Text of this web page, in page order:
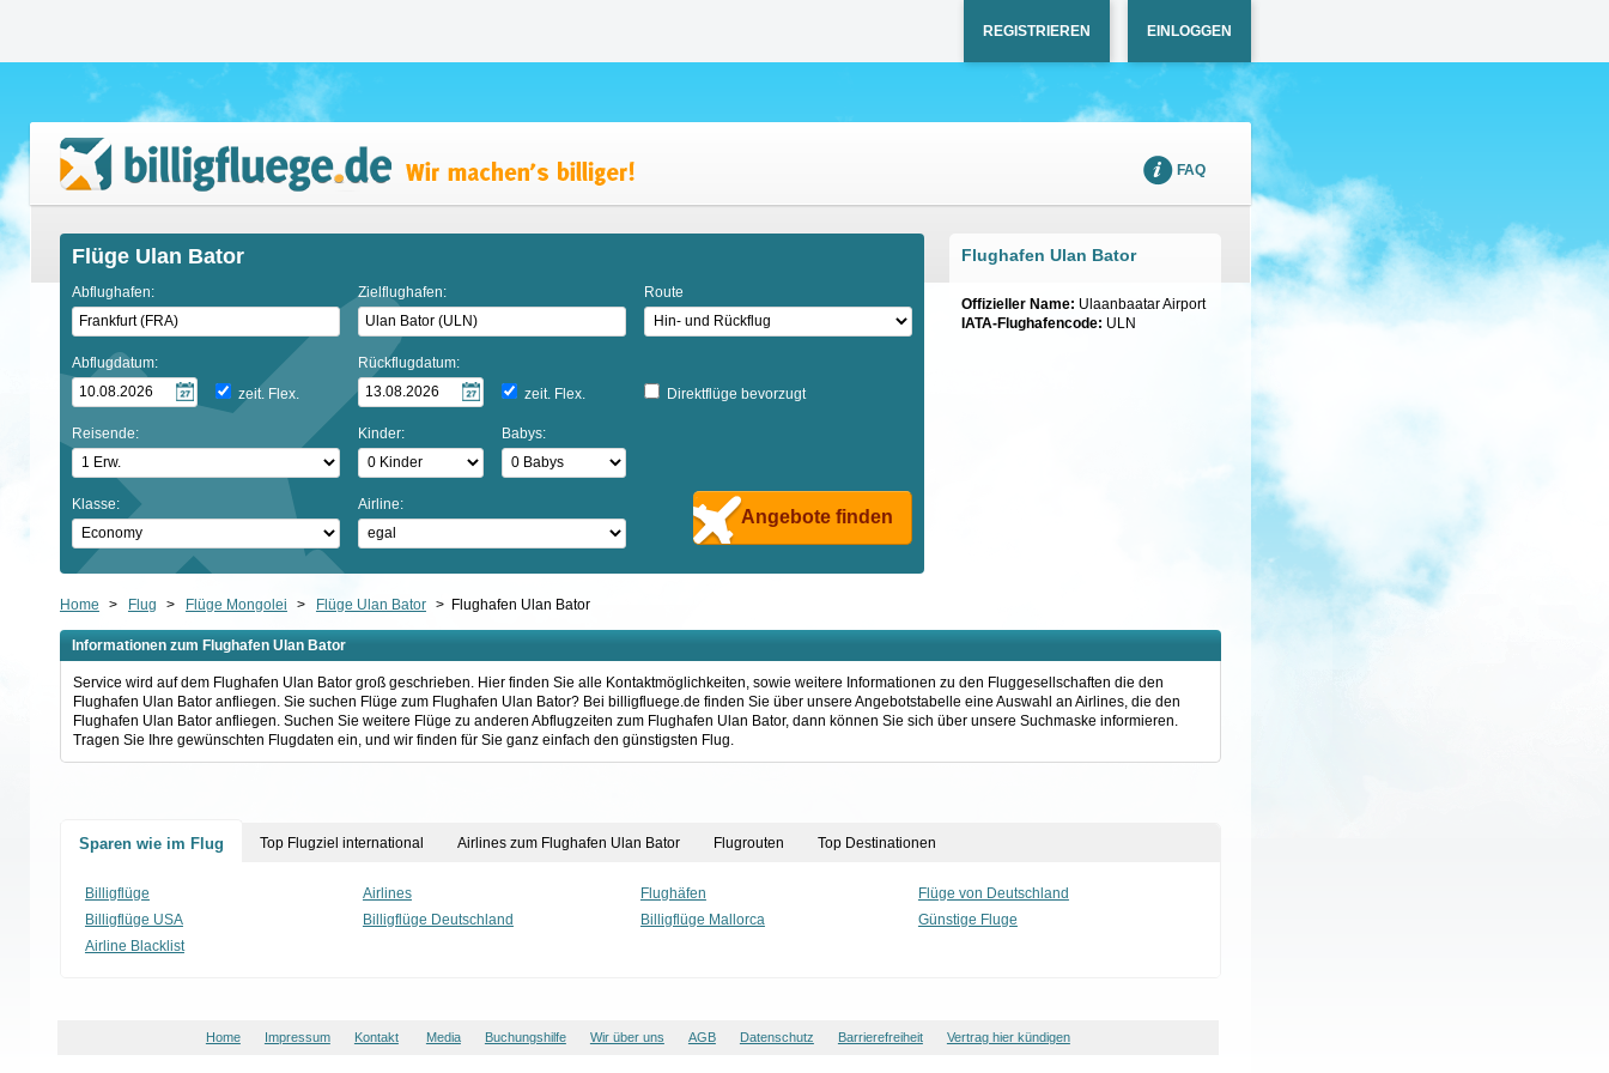
REGISTRIEREN EINLOGGEN
FAQ
Flüge Ulan Bator
Abflughafen: Zielflughafen: Route
Abflugdatum:
zeit. Flex.
Rückflugdatum:
zeit. Flex.
Direktflüge bevorzugt
Reisende: Kinder: Babys:
Klasse: Airline:
Angebote finden
Flughafen Ulan Bator
Offizieller Name: Ulaanbaatar Airport
IATA-Flughafencode: ULN
Home > Flug > Flüge Mongolei > Flüge Ulan Bator > Flughafen Ulan Bator
Informationen zum Flughafen Ulan Bator
Service wird auf dem Flughafen Ulan Bator groß geschrieben. Hier finden Sie alle Kontaktmöglichkeiten, sowie weitere Informationen zu den Fluggesellschaften die den
Flughafen Ulan Bator anfliegen. Sie suchen Flüge zum Flughafen Ulan Bator? Bei billigfluege.de finden Sie über unsere Angebotstabelle eine Auswahl an Airlines, die den
Flughafen Ulan Bator anfliegen. Suchen Sie weitere Flüge zu anderen Abflugzeiten zum Flughafen Ulan Bator, dann können Sie sich über unsere Suchmaske informieren.
Tragen Sie Ihre gewünschten Flugdaten ein, und wir finden für Sie ganz einfach den günstigsten Flug.
Sparen wie im Flug Top Flugziel international Airlines zum Flughafen Ulan Bator Flugrouten Top Destinationen
Billigflüge Airlines Flughäfen
Flüge von Deutschland
Billigflüge USA
Billigflüge Deutschland Billigflüge Mallorca
Günstige Fluge
Airline Blacklist
Home Impressum Kontakt Media Buchungshilfe Wir über uns AGB Datenschutz Barrierefreiheit Vertrag hier kündigen